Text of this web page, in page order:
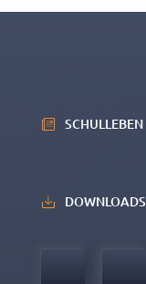
SCHULLEBEN
DOWNLOADS